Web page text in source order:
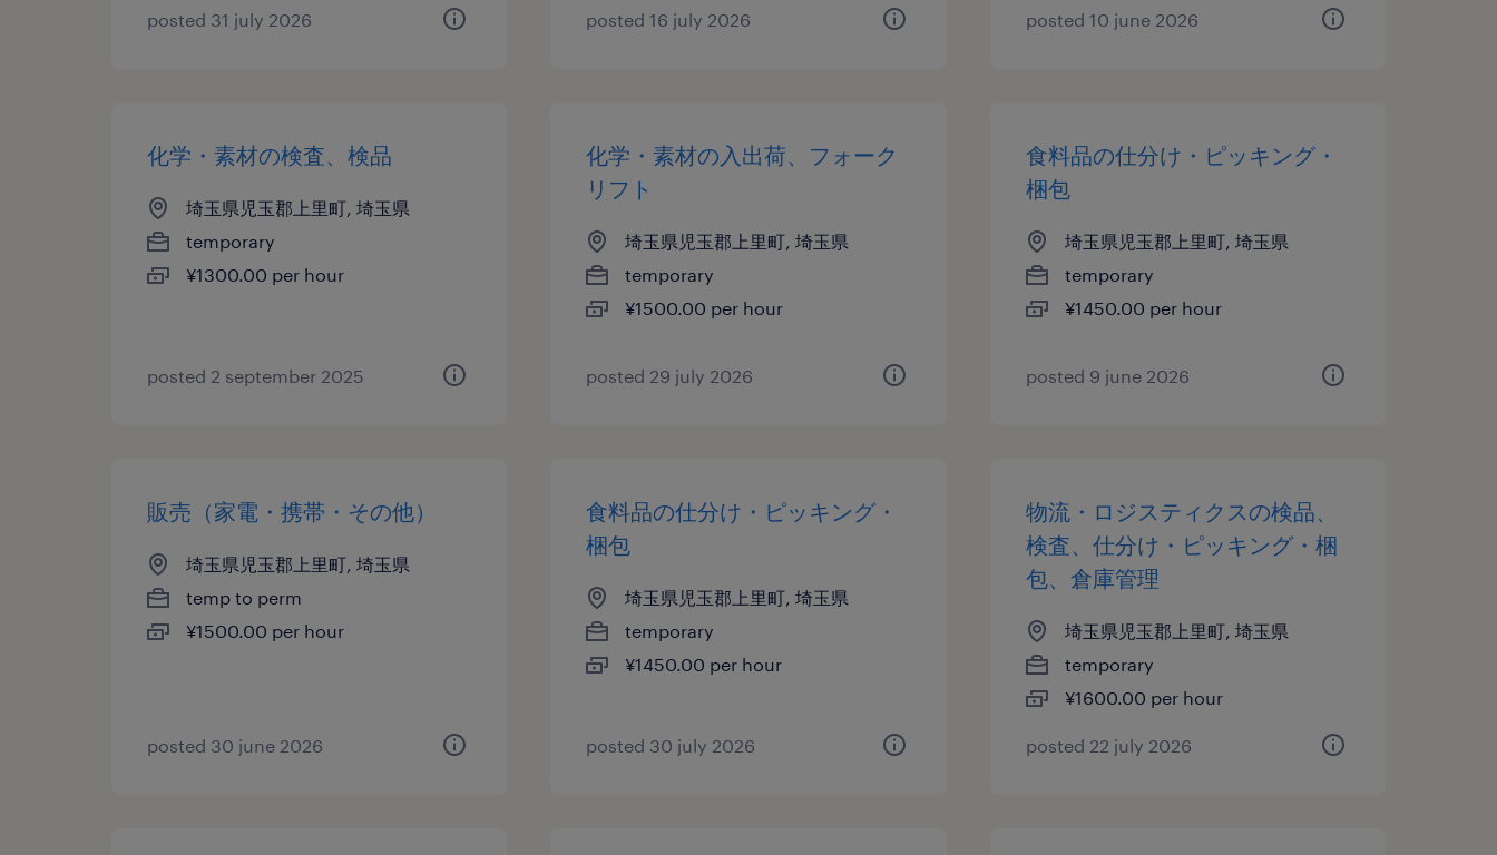
posted 31 july 2026 posted 16 july 2026 posted 10 june 2026
化学・素材の検査、検品
埼玉県児玉郡上里町, 埼玉県
temporary
¥1300.00 per hour
posted 2 september 2025
化学・素材の入出荷、フォーク
リフト
埼玉県児玉郡上里町, 埼玉県
temporary
¥1500.00 per hour
posted 29 july 2026
食料品の仕分け・ピッキング・
梱包
埼玉県児玉郡上里町, 埼玉県
temporary
¥1450.00 per hour
posted 9 june 2026
販売（家電・携帯・その他）
埼玉県児玉郡上里町, 埼玉県
temp to perm
¥1500.00 per hour
posted 30 june 2026
食料品の仕分け・ピッキング・
梱包
埼玉県児玉郡上里町, 埼玉県
temporary
¥1450.00 per hour
posted 30 july 2026
物流・ロジスティクスの検品、
検査、仕分け・ピッキング・梱
包、倉庫管理
埼玉県児玉郡上里町, 埼玉県
temporary
¥1600.00 per hour
posted 22 july 2026